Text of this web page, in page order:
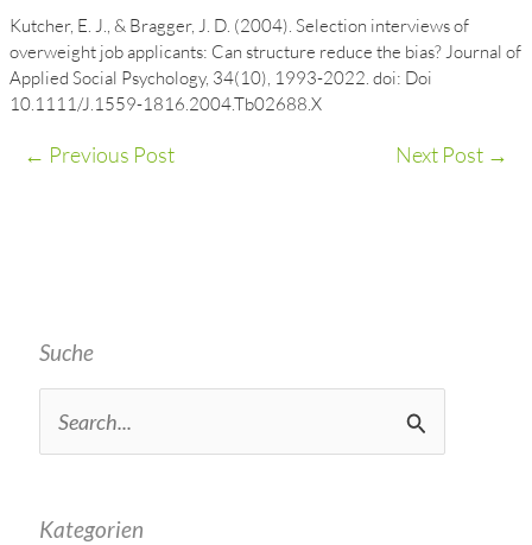
Suche
Kategorien
Kutcher, E. J., & Bragger, J. D. (2004). Selection interviews of
overweight job applicants: Can structure reduce the bias? Journal of
Applied Social Psychology, 34(10), 1993-2022. doi: Doi
10.1111/J.1559-1816.2004.Tb02688.X
← Previous Post Next Post →